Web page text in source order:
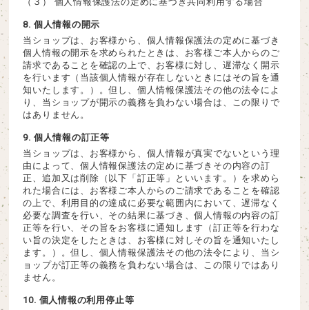
8. 個人情報の開示
当ショップは、お客様から、個人情報保護法の定めに基づき
個人情報の開示を求められたときは、お客様ご本人からのご
請求であることを確認の上で、お客様に対し、遅滞なく開示
を行います（当該個人情報が存在しないときにはその旨を通
知いたします。）。但し、個人情報保護法その他の法令によ
り、当ショップが開示の義務を負わない場合は、この限りで
はありません。
9. 個人情報の訂正等
当ショップは、お客様から、個人情報が真実でないという理
由によって、個人情報保護法の定めに基づきその内容の訂
正、追加又は削除（以下「訂正等」といいます。）を求めら
れた場合には、お客様ご本人からのご請求であることを確認
の上で、利用目的の達成に必要な範囲内において、遅滞なく
必要な調査を行い、その結果に基づき、個人情報の内容の訂
正等を行い、その旨をお客様に通知します（訂正等を行わな
い旨の決定をしたときは、お客様に対しその旨を通知いたし
ます。）。但し、個人情報保護法その他の法令により、当シ
ョップが訂正等の義務を負わない場合は、この限りではあり
ません。
10. 個人情報の利用停止等